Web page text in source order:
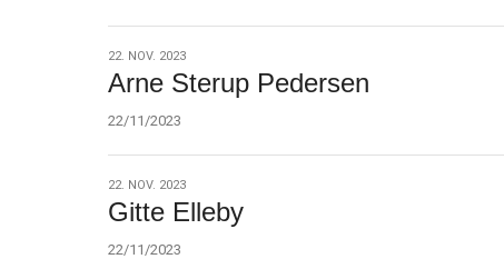
22.
nov.
22. NOV. 2023
Arne Sterup Pedersen
22/11/2023
22.
nov.
22. NOV. 2023
Gitte Elleby
22/11/2023